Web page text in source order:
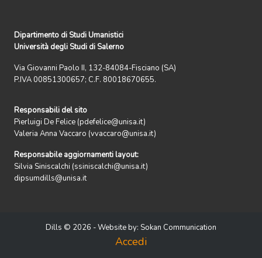
Dipartimento di Studi Umanistici
Università degli Studi di Salerno
Via Giovanni Paolo II, 132-84084-Fisciano (SA)
P.IVA 00851300657; C.F. 80018670655.
Responsabili del sito
Pierluigi De Felice (pdefelice@unisa.it)
Valeria Anna Vaccaro (vvaccaro@unisa.it)
Responsabile aggiornamenti layout:
Silvia Siniscalchi (ssiniscalchi@unisa.it)
dipsumdills@unisa.it
Dills © 2026 - Website by: Sokan Communication
Accedi